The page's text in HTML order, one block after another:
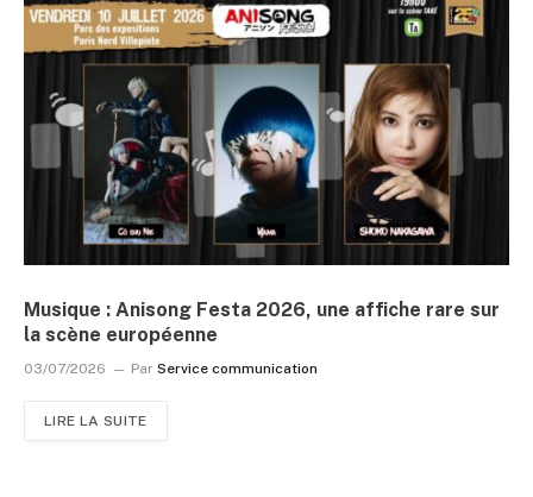
Musique : Anisong Festa 2026, une affiche rare sur
la scène européenne
03/07/2026 Par Service communication
LIRE LA SUITE